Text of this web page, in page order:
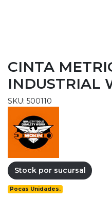
CINTA
INDUSTRIAL
SKU: 500110
Stock por sucursal
Pocas Unidades.